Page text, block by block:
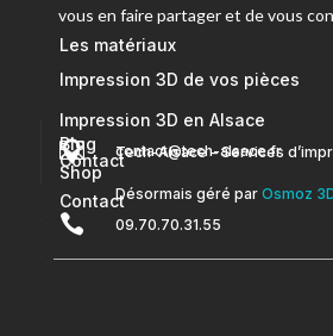
vous en faire partager et de vous
Les matériaux
Impression 3D de vos pièces
Impression 3D en Alsace
Contact
Blog
Shop
Contact
 contact@tech-alsace.fr
 Tech-Alsace – Services
Désormais géré par Osmoz
 09.70.70.31.55